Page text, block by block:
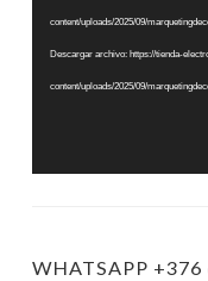
content/uploads/2025/09/
Descargar archivo: https://tienda-
content/uploads/2025/09/
WHATSAPP +376